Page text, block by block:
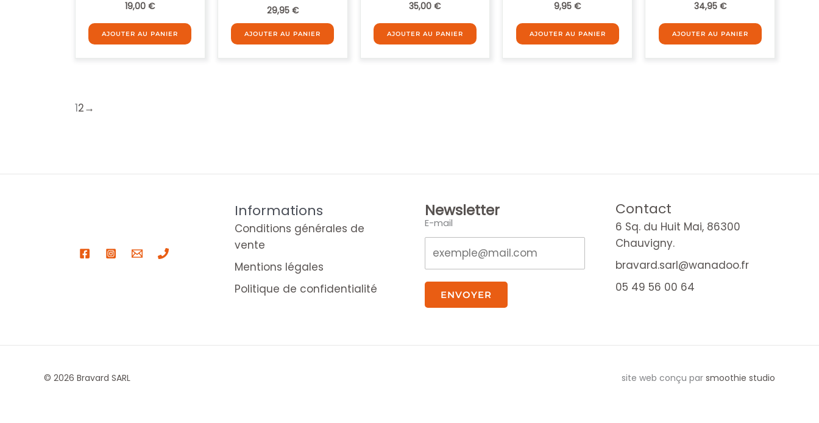
19,00€
AJOUTER AU PANIER
29,95 €
AJOUTER AU PANIER
35,00€
AJOUTER AU PANIER
9,95€
AJOUTER AU PANIER
34,95 €
AJOUTER AU PANIER
12→
Informations
Conditions générales de
vente
Mentions légales
Politique de confidentialité
Newsletter
E-mail
ENVOYER
Contact
6 Sq. du Huit Mai, 86300
Chauvigny.
bravard.sarl@wanadoo.fr
05 49 56 00 64
© 2026 Bravard SARL site web conçu par smoothie studio